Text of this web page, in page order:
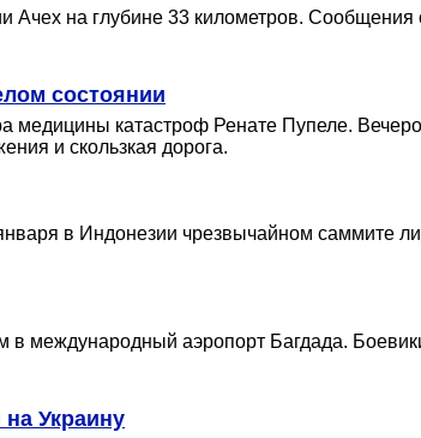
Ачех на глубине 33 километров.
состоянии
катастроф Ренате Пупеле.
и скользкая дорога.
в Индонезии чрезвычайном саммите
в международный аэропорт Багдада.
Украину